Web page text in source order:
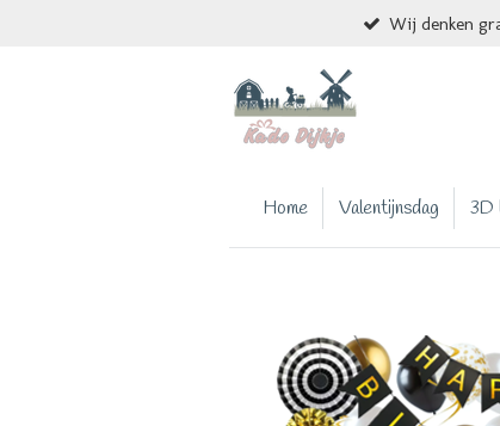
Wij denken
Home Valentijnsdag 3D